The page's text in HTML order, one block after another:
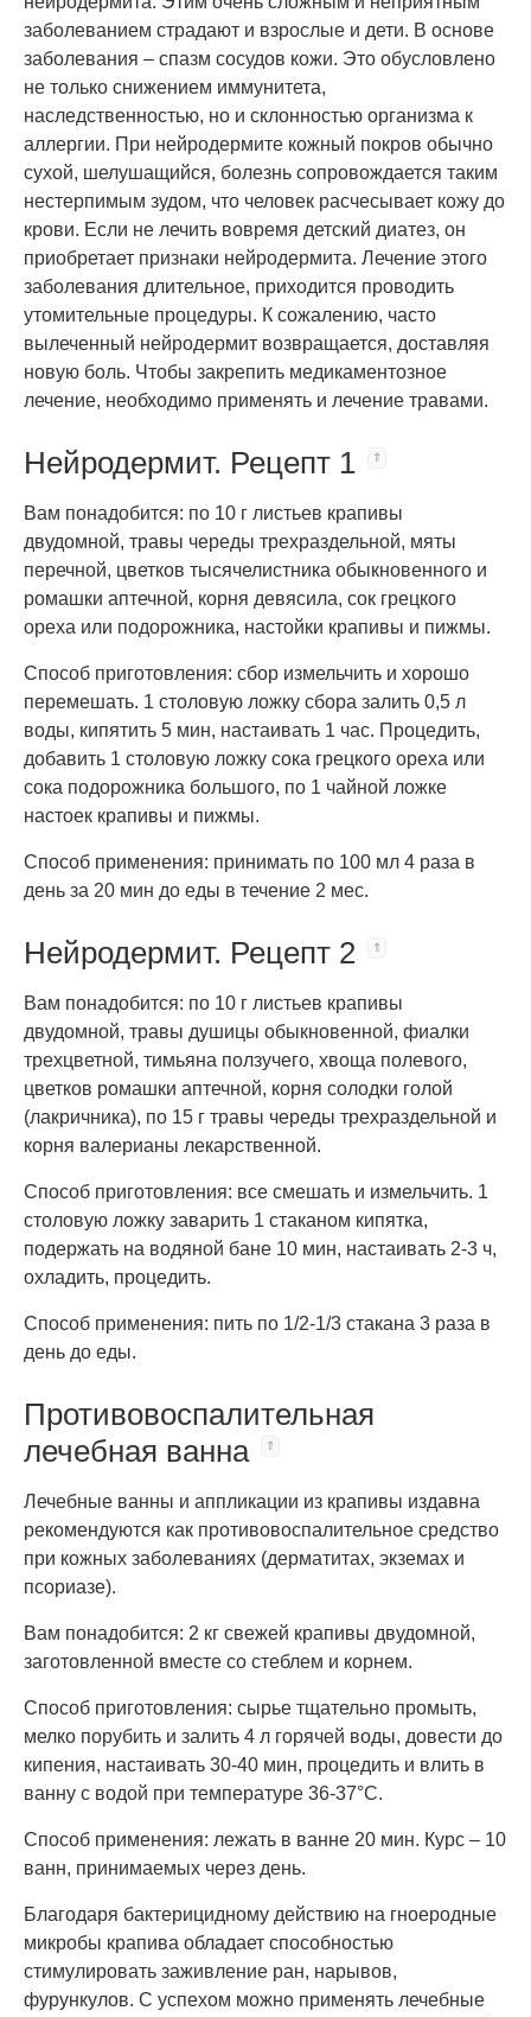
заболеванием страдают и взрослые и дети. В основе
заболевания – спазм сосудов кожи. Это обусловлено
не только снижением иммунитета,
наследственностью, но и склонностью организма к
аллергии. При нейродермите кожный покров обычно
сухой, шелушащийся, болезнь сопровождается таким
нестерпимым зудом, что человек расчесывает кожу до
крови. Если не лечить вовремя детский диатез, он
приобретает признаки нейродермита. Лечение этого
заболевания длительное, приходится проводить
утомительные процедуры. К сожалению, часто
вылеченный нейродермит возвращается, доставляя
новую боль. Чтобы закрепить медикаментозное
лечение, необходимо применять и лечение травами.
Нейродермит. Рецепт 1
Вам понадобится: по 10 г листьев крапивы
двудомной, травы череды трехраздельной, мяты
перечной, цветков тысячелистника обыкновенного и
ромашки аптечной, корня девясила, сок грецкого
ореха или подорожника, настойки крапивы и пижмы.
Способ приготовления: сбор измельчить и хорошо
перемешать. 1 столовую ложку сбора залить 0,5 л
воды, кипятить 5 мин, настаивать 1 час. Процедить,
добавить 1 столовую ложку сока грецкого ореха или
сока подорожника большого, по 1 чайной ложке
настоек крапивы и пижмы.
Способ применения: принимать по 100 мл 4 раза в
день за 20 мин до еды в течение 2 мес.
Нейродермит. Рецепт 2
Вам понадобится: по 10 г листьев крапивы
двудомной, травы душицы обыкновенной, фиалки
трехцветной, тимьяна ползучего, хвоща полевого,
цветков ромашки аптечной, корня солодки голой
(лакричника), по 15 г травы череды трехраздельной и
корня валерианы лекарственной.
Способ приготовления: все смешать и измельчить. 1
столовую ложку заварить 1 стаканом кипятка,
подержать на водяной бане 10 мин, настаивать 2-3 ч,
охладить, процедить.
Способ применения: пить по 1/2-1/3 стакана 3 раза в
день до еды.
Противовоспалительная
лечебная ванна
Лечебные ванны и аппликации из крапивы издавна
рекомендуются как противовоспалительное средство
при кожных заболеваниях (дерматитах, экземах и
псориазе).
Вам понадобится: 2 кг свежей крапивы двудомной,
заготовленной вместе со стеблем и корнем.
Способ приготовления: сырье тщательно промыть,
мелко порубить и залить 4 л горячей воды, довести до
кипения, настаивать 30-40 мин, процедить и влить в
ванну с водой при температуре 36-37°C.
Способ применения: лежать в ванне 20 мин. Курс – 10
ванн, принимаемых через день.
Благодаря бактерицидному действию на гноеродные
микробы крапива обладает способностью
стимулировать заживление ран, нарывов,
фурункулов. С успехом можно применять лечебные